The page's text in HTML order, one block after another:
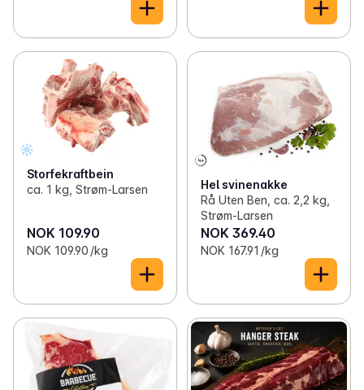
Storfekraftbein
ca. 1 kg, Strøm-Larsen
NOK 109.90
NOK 109.90 /kg
Hel svinenakke
Rå Uten Ben, ca. 2,2 kg,
Strøm-Larsen
NOK 369.40
NOK 167.91 /kg